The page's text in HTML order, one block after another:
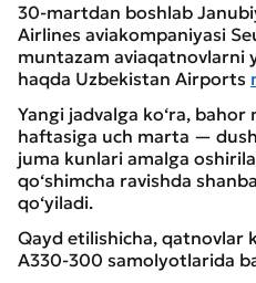
30-martdan boshlab
Airlines aviakompaniyasi
muntazam aviaqatnovlarni
haqda Uzbekistan Airports
Yangi jadvalga ko‘ra,
haftasiga uch marta —
juma kunlari amalga
qo‘shimcha ravishda
qo‘yiladi.
Qayd etilishicha, qatnovlar
A330-300 samolyotlarida